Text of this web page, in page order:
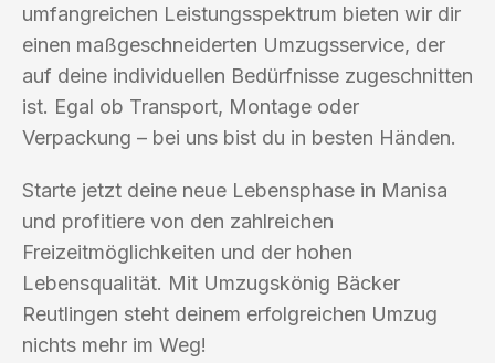
umfangreichen Leistungsspektrum bieten wir dir
einen maßgeschneiderten Umzugsservice, der
auf deine individuellen Bedürfnisse zugeschnitten
ist. Egal ob Transport, Montage oder
Verpackung – bei uns bist du in besten Händen.
Starte jetzt deine neue Lebensphase in Manisa
und profitiere von den zahlreichen
Freizeitmöglichkeiten und der hohen
Lebensqualität. Mit Umzugskönig Bäcker
Reutlingen steht deinem erfolgreichen Umzug
nichts mehr im Weg!